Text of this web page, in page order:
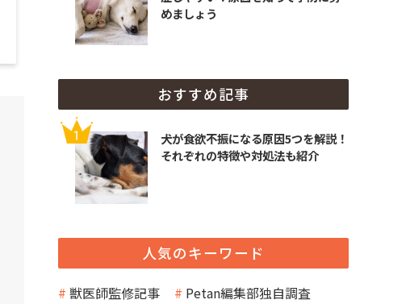
めましょう
おすすめ記事
犬が食欲不振になる原因5つを解説！
それぞれの特徴や対処法も紹介
人気のキーワード
獣医師監修記事
Petan編集部独自調査